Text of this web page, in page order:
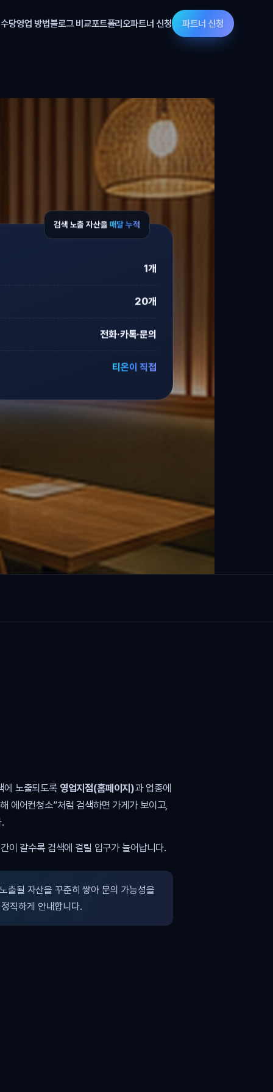
당영업 방법블로그 비교포트폴리오파트너 신청 파트너 신청
1개
20개
전화·카톡·문의
티온이 직접
검색 노출 자산을 매달 누적
에 노출되도록 영업지점(홈페이지)과 업종에
에어컨청소”처럼 검색하면 가게가 보이고,
이 갈수록 검색에 걸릴 입구가 늘어납니다.
노출될 자산을 꾸준히 쌓아 문의 가능성을
직하게 안내합니다.